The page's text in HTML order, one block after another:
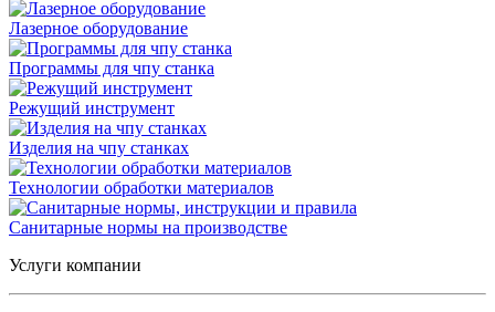
Лазерное оборудование
Программы для чпу станка
Режущий инструмент
Изделия на чпу станках
Технологии обработки материалов
Санитарные нормы на производстве
Услуги компании